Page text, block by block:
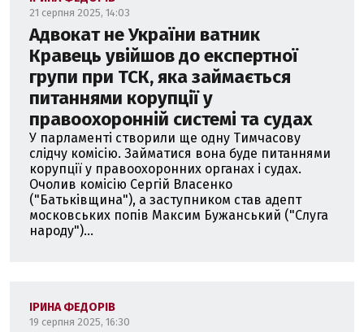
21 серпня 2025, 14:03
Адвокат не України ватник
Кравець увійшов до експертної
групи при ТСК, яка займається
питаннями корупції у
правоохоронній системі та судах
У парламенті створили ще одну Тимчасову
слідчу комісію. Займатися вона буде питаннями
корупції у правоохоронних органах і судах.
Очолив комісію Сергій Власенко
("Батьківщина"), а заступником став адепт
московських попів Максим Бужанський ("Слуга
народу")...
ІРИНА ФЕДОРІВ
19 серпня 2025, 16:30